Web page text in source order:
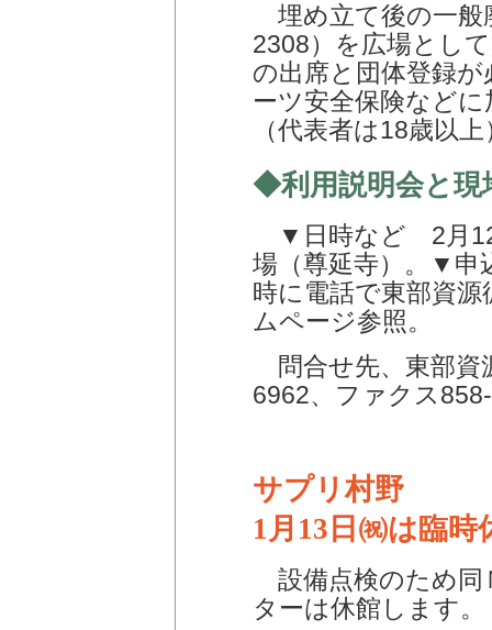
埋め立て後の一般
2308）を広場とし
の出席と団体登録
ーツ安全保険など
（代表者は18歳以
◆利用説明会と現
▼日時など 2月12
場（尊延寺）。▼申
時に電話で東部資
ムページ参照。
問合せ先、東部
6962、ファクス
サプリ村野
1月13日㈷は臨時
設備点検のため同
ターは休館します。